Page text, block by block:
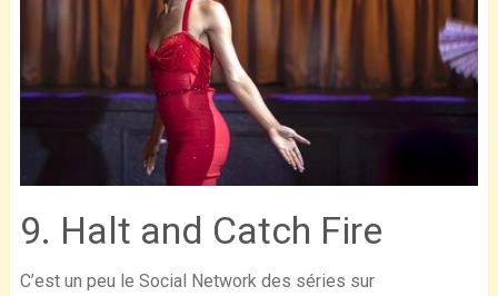
9. Halt and Catch Fire
C’est un peu le Social Network des séries sur